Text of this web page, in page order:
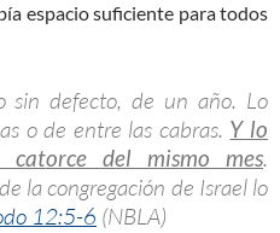
espacio suficiente para todos
sin defecto, de un año. Lo
o de entre las cabras. Y lo
del mismo mes.
la congregación de Israel lo
12:5-6 (NBLA)